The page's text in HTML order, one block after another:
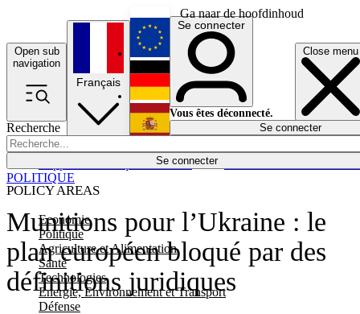
Ga naar de hoofdinhoud
Open sub
navigation
Close menu
Recherche
Se connecter
POLICY AREAS
Economie
Politique
Agriculture et Alimentation
Santé
Technologies
Energie, Environnement et Transport
Défense
Économie
Français
English
Deutsch
Español
Se connecter
Vous êtes déconnecté.
Se connecter
Munitions pour l’Ukraine : le
plan européen bloqué par des
définitions juridiques
POLITIQUE